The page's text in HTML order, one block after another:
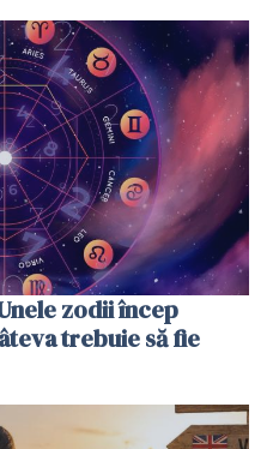
zodii încep
trebuie să fie